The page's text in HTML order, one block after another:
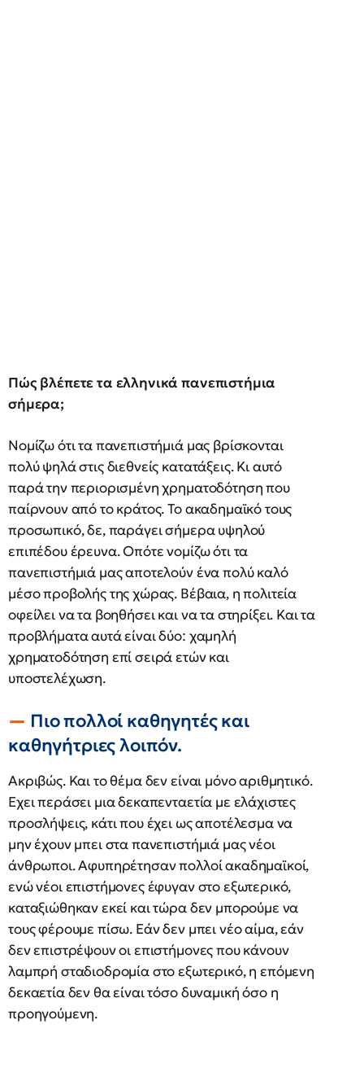
Πώς βλέπετε τα ελληνικά πανεπιστήμια
σήμερα;
Νομίζω ότι τα πανεπιστήμιά μας βρίσκονται
πολύ ψηλά στις διεθνείς κατατάξεις. Κι αυτό
παρά την περιορισμένη χρηματοδότηση που
παίρνουν από το κράτος. Το ακαδημαϊκό τους
προσωπικό, δε, παράγει σήμερα υψηλού
επιπέδου έρευνα. Οπότε νομίζω ότι τα
πανεπιστήμιά μας αποτελούν ένα πολύ καλό
μέσο προβολής της χώρας. Βέβαια, η πολιτεία
οφείλει να τα βοηθήσει και να τα στηρίξει. Και τα
προβλήματα αυτά είναι δύο: χαμηλή
χρηματοδότηση επί σειρά ετών και
υποστελέχωση.
Πιο πολλοί καθηγητές και
καθηγήτριες λοιπόν.
Ακριβώς. Και το θέμα δεν είναι μόνο αριθμητικό.
Εχει περάσει μια δεκαπενταετία με ελάχιστες
προσλήψεις, κάτι που έχει ως αποτέλεσμα να
μην έχουν μπει στα πανεπιστήμιά μας νέοι
άνθρωποι. Αφυπηρέτησαν πολλοί ακαδημαϊκοί,
ενώ νέοι επιστήμονες έφυγαν στο εξωτερικό,
καταξιώθηκαν εκεί και τώρα δεν μπορούμε να
τους φέρουμε πίσω. Εάν δεν μπει νέο αίμα, εάν
δεν επιστρέψουν οι επιστήμονες που κάνουν
λαμπρή σταδιοδρομία στο εξωτερικό, η επόμενη
δεκαετία δεν θα είναι τόσο δυναμική όσο η
προηγούμενη.